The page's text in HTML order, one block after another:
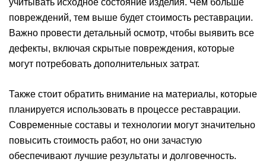
учитывать исходное состояние изделия. Чем больше
повреждений, тем выше будет стоимость реставрации.
Важно провести детальный осмотр, чтобы выявить все
дефекты, включая скрытые повреждения, которые
могут потребовать дополнительных затрат.
Также стоит обратить внимание на материалы, которые
планируется использовать в процессе реставрации.
Современные составы и технологии могут значительно
повысить стоимость работ, но они зачастую
обеспечивают лучшие результаты и долговечность.